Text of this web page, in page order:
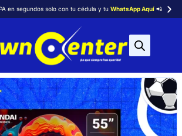
en segundos solo con tu cédula y tuWhatsApp Aquí 📲